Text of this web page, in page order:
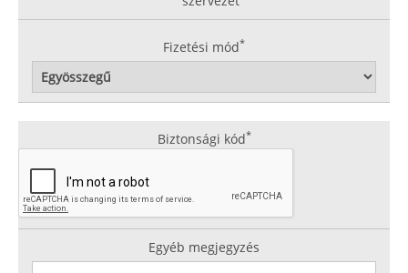
Fizetési mód*
Biztonsági kód*
Egyéb megjegyzés